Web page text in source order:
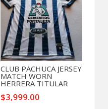
CLUB PACHUCA JERSEY
MATCH WORN
HERRERA TITULAR
$3,999.00